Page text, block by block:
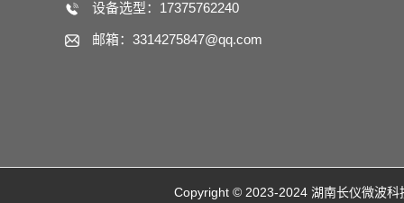
设备选型：17375762240
邮箱：3314275847@qq.com
Copyright © 2023-2024 湖南长仪微波